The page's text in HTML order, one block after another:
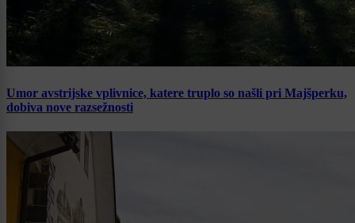
Umor avstrijske vplivnice, katere truplo so našli pri Majšperku,
dobiva nove razsežnosti